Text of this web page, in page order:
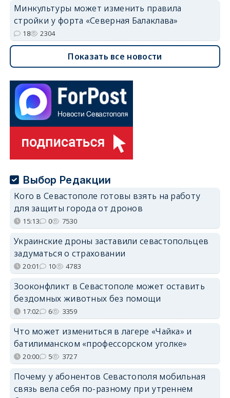
Минкультуры может изменить правила
стройки у форта «Северная Балаклава»
18 2304
Показать все новости
Выбор Редакции
Кого в Севастополе готовы взять на работу
для защиты города от дронов
15:13 0 7530
Украинские дроны заставили севастопольцев
задуматься о страховании
20:01 10 4783
Зооконфликт в Севастополе может оставить
бездомных животных без помощи
17:02 6 3359
Что может измениться в лагере «Чайка» и
батилиманском «профессорском уголке»
20:00 5 3727
Почему у абонентов Севастополя мобильная
связь вела себя по-разному при утреннем